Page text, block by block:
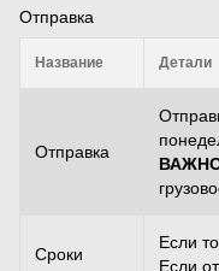
Отправка
Название Детали
Отправка
Сроки
Если
Если